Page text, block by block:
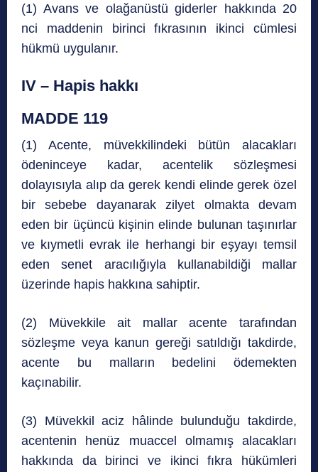
(1) Avans ve olağanüstü giderler hakkında 20
nci maddenin birinci fıkrasının ikinci cümlesi
hükmü uygulanır.
IV – Hapis hakkı
MADDE 119
(1) Acente, müvekkilindeki bütün alacakları
ödeninceye kadar, acentelik sözleşmesi
dolayısıyla alıp da gerek kendi elinde gerek özel
bir sebebe dayanarak zilyet olmakta devam
eden bir üçüncü kişinin elinde bulunan taşınırlar
ve kıymetli evrak ile herhangi bir eşyayı temsil
eden senet aracılığıyla kullanabildiği mallar
üzerinde hapis hakkına sahiptir.
(2) Müvekkile ait mallar acente tarafından
sözleşme veya kanun gereği satıldığı takdirde,
acente bu malların bedelini ödemekten
kaçınabilir.
(3) Müvekkil aciz hâlinde bulunduğu takdirde,
acentenin henüz muaccel olmamış alacakları
hakkında da birinci ve ikinci fıkra hükümleri